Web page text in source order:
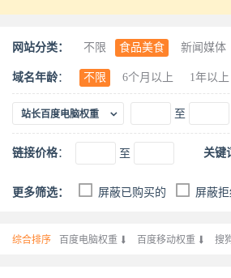
网站分类： 不限 食品美食 新闻媒体
农林牧渔
动物宠物 休
工艺礼品
机械五金 科技
域名年龄： 不限 6个月以上 1年以上
站长百度电脑权重  至
链接价格： 至 关键
更多筛选： 屏蔽已购买的 屏蔽
综合排序 百度电脑权重  百度移动权重  搜